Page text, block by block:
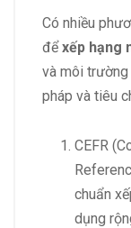
Có nhiều
đểxếp hạng
và môi
pháp và tiêu
CEFR
chuẩn
dụng